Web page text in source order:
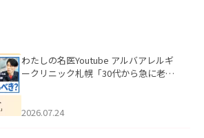
わたしの名医Youtube アルバアレルギ
ークリニック札幌「30代から急に老け
た。
2026.07.24